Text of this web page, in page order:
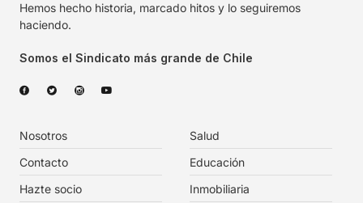
Hemos hecho historia, marcado hitos y lo seguiremos
haciendo.
Somos el Sindicato más grande de Chile
Nosotros
Contacto
Hazte socio
Salud
Educación
Inmobiliaria